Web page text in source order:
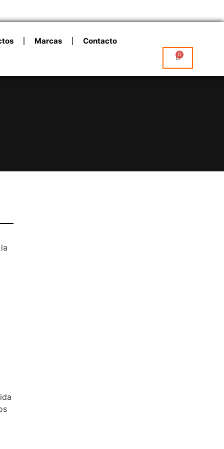
Marcas Contacto
0